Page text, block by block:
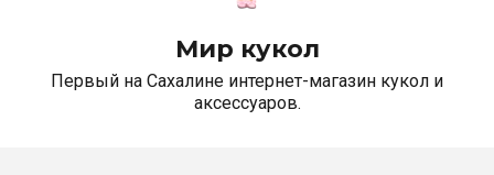
Мир кукол
Первый на Сахалине интернет-магазин кукол и
аксессуаров.